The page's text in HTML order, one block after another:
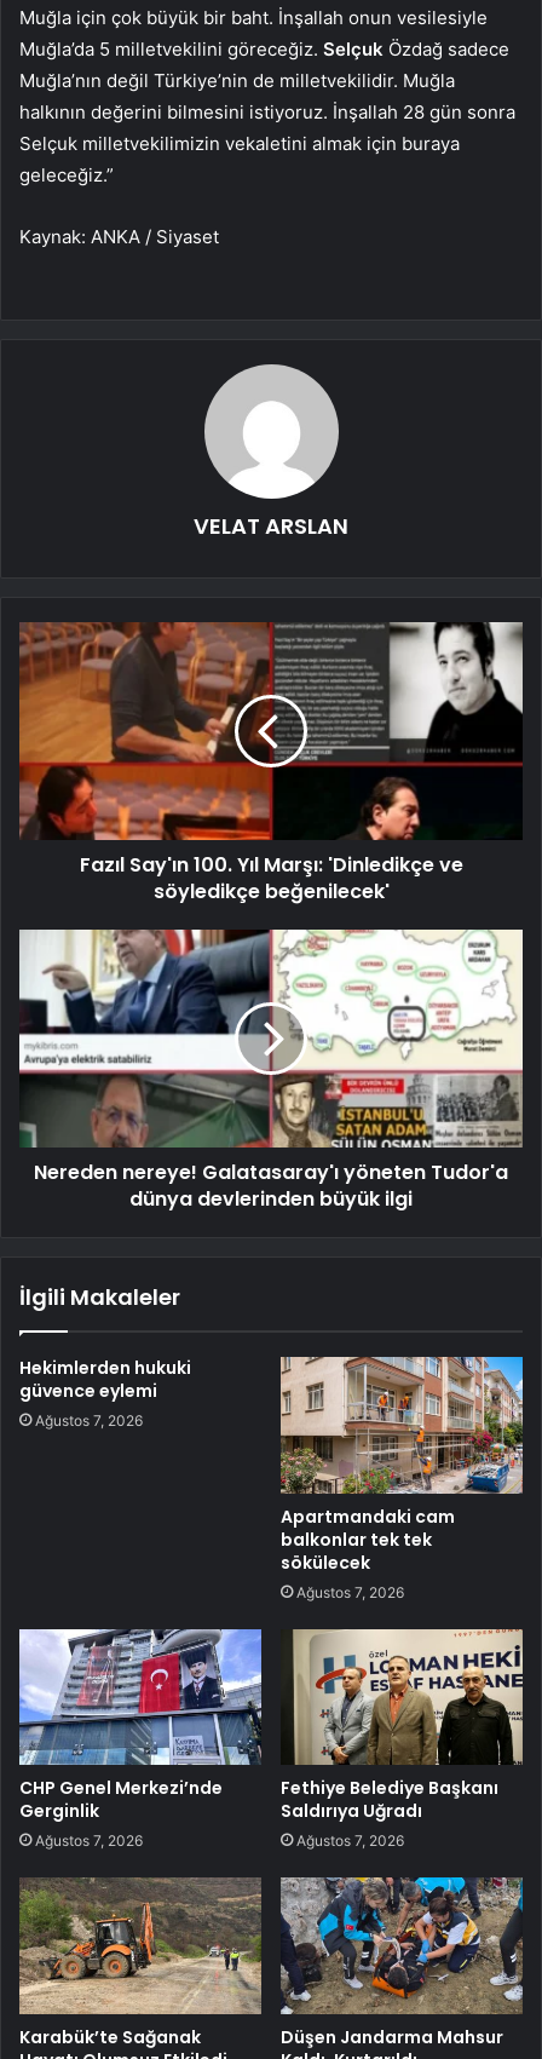
Muğla için çok büyük bir baht. İnşallah onun vesilesiyle
Muğla’da 5 milletvekilini göreceğiz. Selçuk Özdağ sadece
Muğla’nın değil Türkiye’nin de milletvekilidir. Muğla
halkının değerini bilmesini istiyoruz. İnşallah 28 gün sonra
Selçuk milletvekilimizin vekaletini almak için buraya
geleceğiz.”
Kaynak: ANKA / Siyaset
VELAT ARSLAN
Fazıl Say'ın 100. Yıl Marşı: 'Dinledikçe ve
söyledikçe beğenilecek'
Nereden nereye! Galatasaray'ı yöneten Tudor'a
dünya devlerinden büyük ilgi
İlgili Makaleler
Hekimlerden hukuki
güvence eylemi
Ağustos 7, 2026
Apartmandaki cam
balkonlar tek tek
sökülecek
Ağustos 7, 2026
CHP Genel Merkezi’nde
Gerginlik
Ağustos 7, 2026
Fethiye Belediye Başkanı
Saldırıya Uğradı
Ağustos 7, 2026
Karabük’te Sağanak
Düşen Jandarma Mahsur